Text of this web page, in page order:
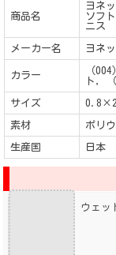
商品名
ヨネ
ソフ
ニス
メーカー名 ヨネ
カラー
（
ト,
サイズ
素材 ポリ
生産国 日本
ウェッ